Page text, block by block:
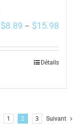
$8.89 – $15.98
Détails
1 2 3 Suivant